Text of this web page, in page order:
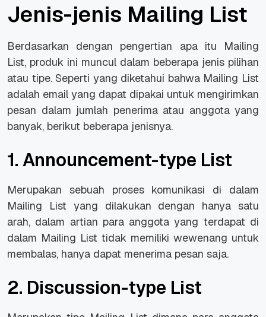
Jenis-jenis Mailing List
Berdasarkan dengan pengertian apa itu Mailing
List, produk ini muncul dalam beberapa jenis pilihan
atau tipe. Seperti yang diketahui bahwa Mailing List
adalah email yang dapat dipakai untuk mengirimkan
pesan dalam jumlah penerima atau anggota yang
banyak, berikut beberapa jenisnya.
1. Announcement-type List
Merupakan sebuah proses komunikasi di dalam
Mailing List yang dilakukan dengan hanya satu
arah, dalam artian para anggota yang terdapat di
dalam Mailing List tidak memiliki wewenang untuk
membalas, hanya dapat menerima pesan saja.
2. Discussion-type List